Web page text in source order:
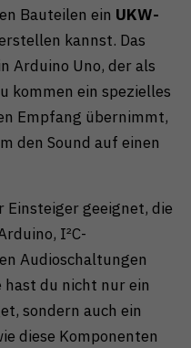
Bauteilen ein UKW-
kannst. Das
Arduino Uno, der als
kommen ein spezielles
Empfang übernimmt,
den Sound auf einen
geeignet, die
I²C-
Audioschaltungen
hast du nicht nur ein
sondern auch ein
diese Komponenten
anzeigen